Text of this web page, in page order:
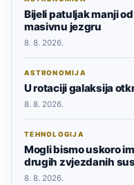
Bijeli patuljak manji
masivnu jezgru
8. 8. 2026.
ASTRONOMIJA
U rotaciji galaksija
8. 8. 2026.
TEHNOLOGIJA
Mogli bismo uskoro
drugih zvjezdanih
8. 8. 2026.